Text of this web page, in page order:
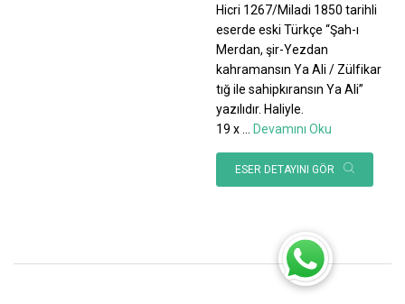
Hicri 1267/Miladi 1850 tarihli
eserde eski Türkçe “Şah-ı
Merdan, şir-Yezdan
kahramansın Ya Ali / Zülfikar
tığ ile sahipkıransın Ya Ali”
yazılıdır. Haliyle.
19 x
Devamını Oku
ESER DETAYINI GÖR